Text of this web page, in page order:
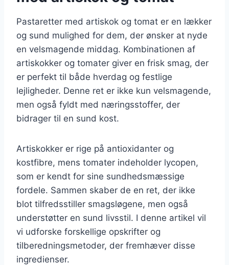
Pastaretter med artiskok og tomat er en lækker
og sund mulighed for dem, der ønsker at nyde
en velsmagende middag. Kombinationen af
artiskokker og tomater giver en frisk smag, der
er perfekt til både hverdag og festlige
lejligheder. Denne ret er ikke kun velsmagende,
men også fyldt med næringsstoffer, der
bidrager til en sund kost.
Artiskokker er rige på antioxidanter og
kostfibre, mens tomater indeholder lycopen,
som er kendt for sine sundhedsmæssige
fordele. Sammen skaber de en ret, der ikke
blot tilfredsstiller smagsløgene, men også
understøtter en sund livsstil. I denne artikel vil
vi udforske forskellige opskrifter og
tilberedningsmetoder, der fremhæver disse
ingredienser.